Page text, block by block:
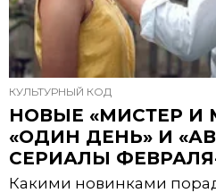
КУЛЬТУРНЫЙ КОД
НОВЫЕ «МИСТЕР И
«ОДИН ДЕНЬ» И
СЕРИАЛЫ
Какими новинками